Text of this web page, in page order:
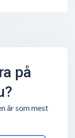
på
är som mest